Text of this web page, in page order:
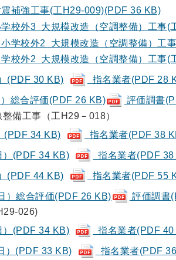
補強工事(工H29-009)(PDF 36 KB)
校外3 大規模改造（空調整備）工事(
学校外2 大規模改造（空調整備）工
校外2 大規模改造（空調整備）工事(
(PDF 30 KB)
指名業者(PDF 28
総合評価(PDF 26 KB)
評価調書
備工事（工H29－018）
(PDF 34 KB)
指名業者(PDF 38
）(PDF 34 KB)
指名業者(PDF 38
(PDF 44 KB)
指名業者(PDF 55
）総合評価(PDF 26 KB)
評価調書
026)
）(PDF 34 KB)
指名業者(PDF 40
）(PDF 33 KB)
指名業者(PDF